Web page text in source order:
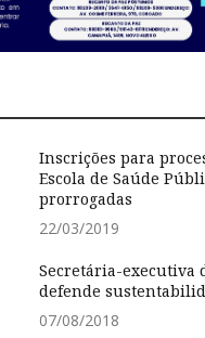
Inscrições para
Escola de Saúde
prorrogadas
22/03/2019
Secretária-executiva
defende
07/08/2018